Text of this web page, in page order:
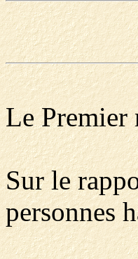
Le Premier
Sur le
personnes